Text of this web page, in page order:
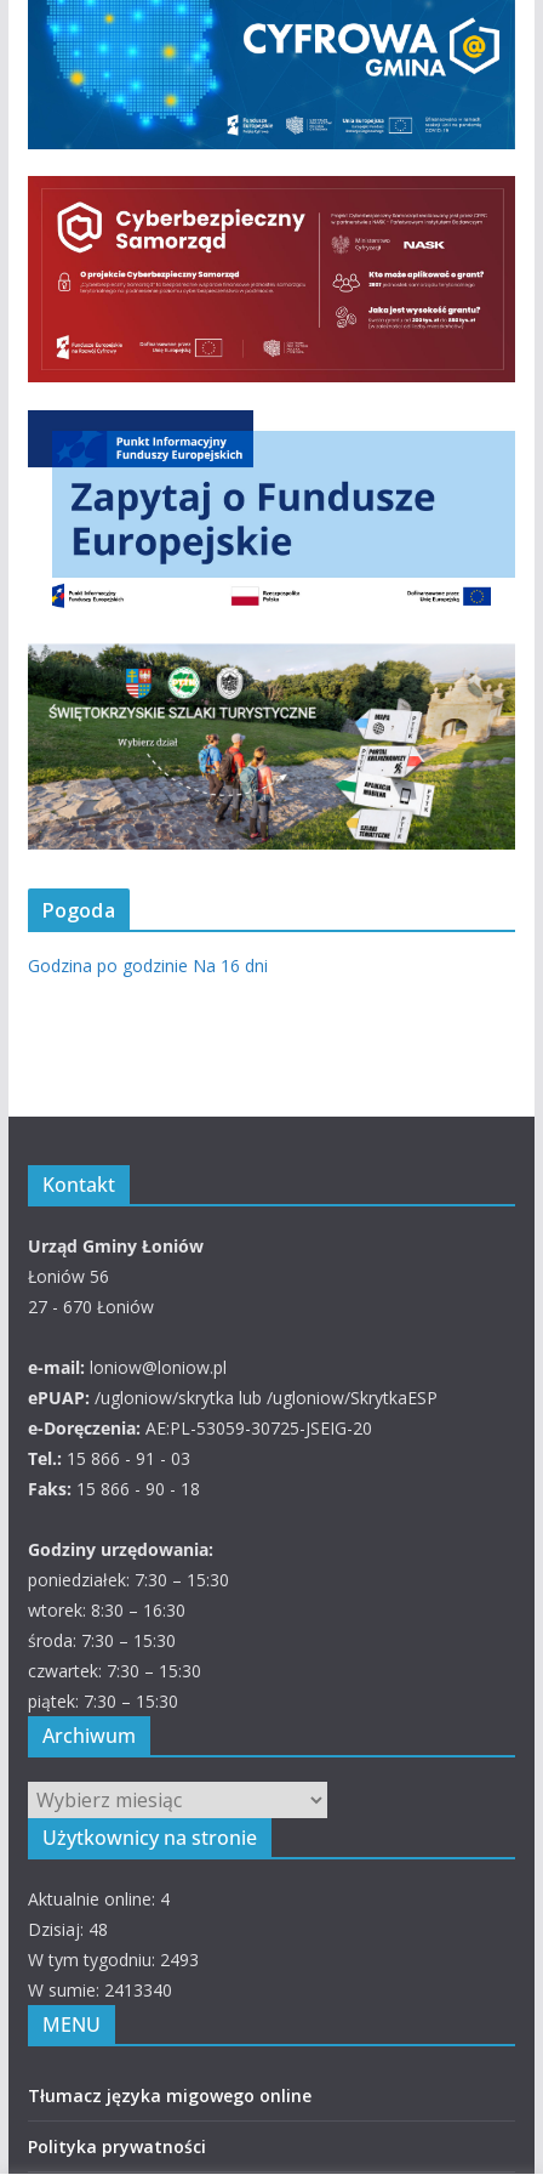
Pogoda
Godzina po godzinie Na 16 dni
Kontakt
Urząd Gminy Łoniów
Łoniów 56
27 - 670 Łoniów
e-mail: loniow@loniow.pl
ePUAP: /ugloniow/skrytka lub /ugloniow/SkrytkaESP
e-Doręczenia: AE:PL-53059-30725-JSEIG-20
Tel.: 15 866 - 91 - 03
Faks: 15 866 - 90 - 18
Godziny urzędowania:
poniedziałek: 7:30 – 15:30
wtorek: 8:30 – 16:30
środa: 7:30 – 15:30
czwartek: 7:30 – 15:30
piątek: 7:30 – 15:30
Archiwum
Archiwum
Użytkownicy na stronie
Aktualnie online: 4
Dzisiaj: 48
W tym tygodniu: 2493
W sumie: 2413340
MENU
Tłumacz języka migowego online
Polityka prywatności